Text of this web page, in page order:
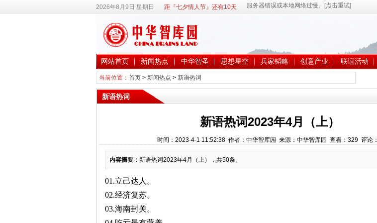
2026年8月9日 星期日 距『七夕情人节』还有10天
网站首页 新闻热点 中华智圣 思想星空 兵家韬略 创意产业 联谊活动
当前位置： 首页> 新闻热点 > 新语热词
新语热词
新语热词2023年4月（上）
时间：2023-4-1 11:52:38 作者：中华智库园 来源：中华智库园 查看： 329 评论：
内容摘要： 新语热词2023年4月（上），共50条。
01.立己达人。
02.经济复苏。
03.海南封关。